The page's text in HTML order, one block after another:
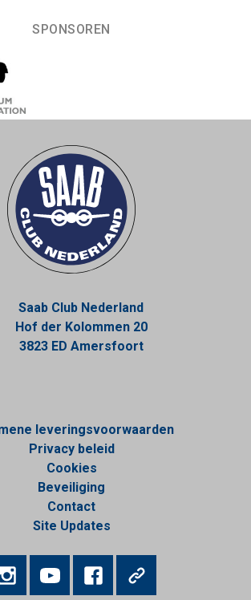
SPONSOREN
Saab Club Nederland
Hof der Kolommen 20
3823 ED Amersfoort
leveringsvoorwaarden
Privacy beleid
Cookies
Beveiliging
Contact
Site Updates